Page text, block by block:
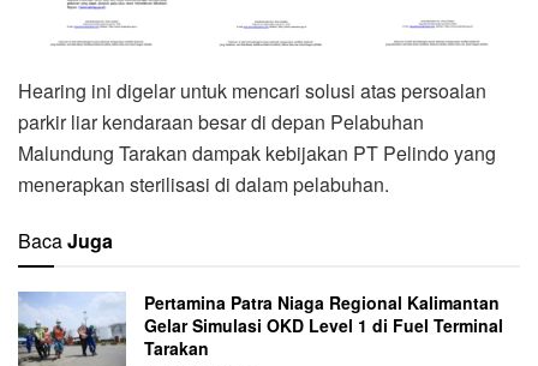
Hearing ini digelar untuk mencari solusi atas persoalan
parkir liar kendaraan besar di depan Pelabuhan
Malundung Tarakan dampak kebijakan PT Pelindo yang
menerapkan sterilisasi di dalam pelabuhan.
BacaJuga
Pertamina Patra Niaga Regional Kalimantan
Gelar Simulasi OKD Level 1 di Fuel Terminal
Tarakan